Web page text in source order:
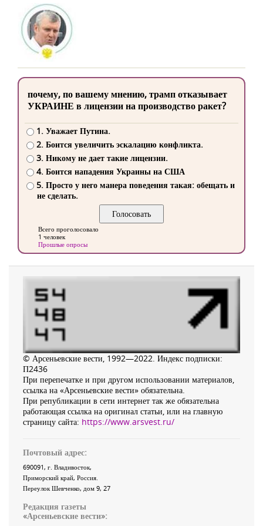
почему, по вашему мнению, трамп отказывает
УКРАИНЕ в лицензии на производство ракет?
1. Уважает Путина.
2. Боится увеличить эскалацию конфликта.
3. Никому не дает такие лицензии.
4. Боится нападения Украины на США
5. Просто у него манера поведения такая: обещать и
не сделать.
Всего проголосовало
1 человек
Прошлые опросы
© Арсеньевские вести, 1992—2022. Индекс подписки:
П2436
При перепечатке и при другом использовании материалов,
ссылка на «Арсеньевские вести» обязательна.
При републикации в сети интернет так же обязательна
работающая ссылка на оригинал статьи, или на главную
страницу сайта: https://www.arsvest.ru/
Почтовый адрес:
690091, г. Владивосток,
Приморский край, Россия
Переулок Шевченко, дом 9, 27
Редакция газеты
«Арсеньевские вести»: